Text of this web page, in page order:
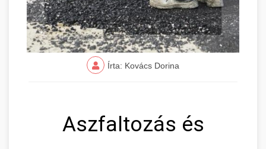
Írta: Kovács Dorina
Aszfaltozás és